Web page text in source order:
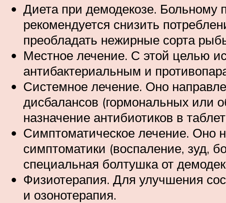
Диета при демодекозе. Больному
рекомендуется снизить
преобладать нежирные сорта
Местное лечение. С этой целью
антибактериальным и
Системное лечение. Оно
дисбалансов (гормональных или
назначение антибиотиков в
Симптоматическое лечение. Оно
симптоматики (воспаление, зуд,
специальная болтушка от
Физиотерапия. Для улучшения
и озонотерапия.